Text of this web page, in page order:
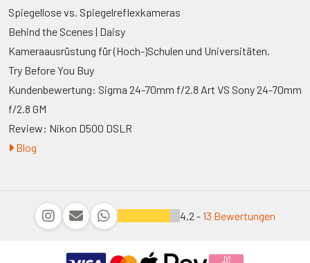
Spiegellose vs. Spiegelreflexkameras
Behind the Scenes | Daisy
Kameraausrüstung für (Hoch-)Schulen und Universitäten.
Try Before You Buy
Kundenbewertung: Sigma 24-70mm f/2.8 Art VS Sony 24-70mm
f/2.8 GM
Review: Nikon D500 DSLR
Blog
4,2 -13 Bewertungen